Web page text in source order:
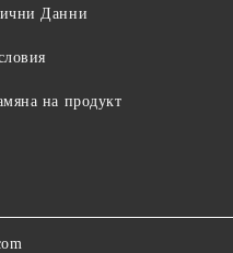
Данни
на продукт